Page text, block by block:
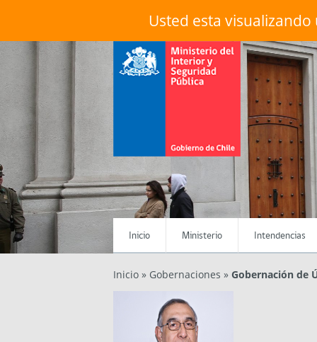
Usted esta
Inicio Ministerio Intendencias
Menú Principal
Inicio » Gobernaciones » Gobernación de